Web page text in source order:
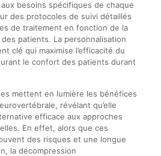
besoins spécifiques de chaque
des protocoles de suivi détaillés
de traitement en fonction de la
patients. La personnalisation
clé qui maximise l’efficacité du
le confort des patients durant
mettent en lumière les bénéfices
révélant qu’elle
efficace aux approches
En effet, alors que ces
des risques et une longue
la décompression